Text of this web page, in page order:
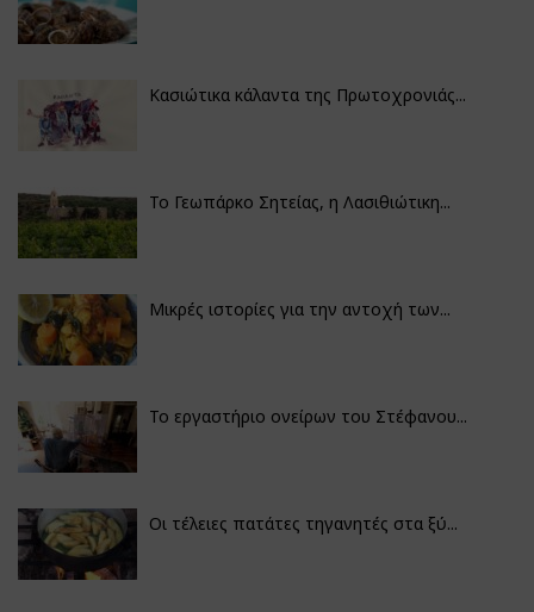
Κασιώτικα κάλαντα της Πρωτοχρονιάς...
Το Γεωπάρκο Σητείας, η Λασιθιώτικη...
Μικρές ιστορίες για την αντοχή των...
Το εργαστήριο ονείρων του Στέφανου...
Οι τέλειες πατάτες τηγανητές στα ξύ...